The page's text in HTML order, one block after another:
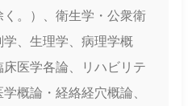
。）、衛生学・公衆衛
、生理学、病理学概
医学各論、リハビリテ
概論・経絡経穴概論、